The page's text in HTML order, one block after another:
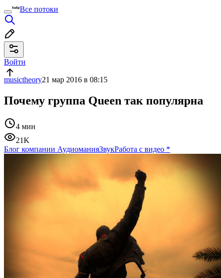
Все потоки
Войти
musictheory21 мар 2016 в 08:15
Почему группа Queen так популярна
4 мин
21K
Блог компании АудиоманияЗвукРабота с видео *